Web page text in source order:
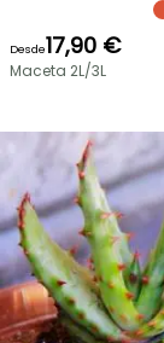
Desde17,90 €
Maceta 2L/3L